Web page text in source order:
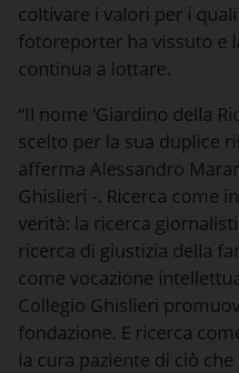
coltivare i valori per i
fotoreporter ha vissuto e
continua a lottare.
“Il nome ‘Giardino della
scelto per la sua duplice
afferma Alessandro
Ghislieri -. Ricerca come
verità: la ricerca
ricerca di giustizia della
come vocazione
Collegio Ghislieri
fondazione. E ricerca
la cura paziente di ciò